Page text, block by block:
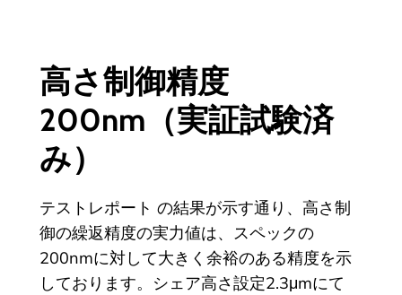
高さ制御精度
200nm（実証試験済
み）
テストレポート の結果が示す通り、高さ制
御の繰返精度の実力値は、スペックの
200nmに対して大きく余裕のある精度を示
しております。シェア高さ設定2.3μmにて